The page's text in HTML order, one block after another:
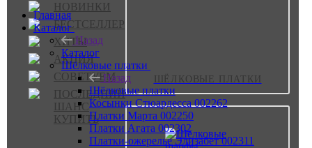
НОВИНКИ
БЕСТСЕЛЛЕР
ХИТЫ
АКЦИЯ
СОВЕТУЕМ
ПОСЛЕДНИЙ
ШАНС
КУПИТЬ
ШЁЛКОВЫЕ ПЛАТКИ
Главная
Каталог
Назад
Каталог
Шёлковые платки
Назад
Шёлковые платки
Косынки Стюардесса 002262
Платки Марта 002250
Платки Агата 002302
Платки-ожерелье Элизабет 002311